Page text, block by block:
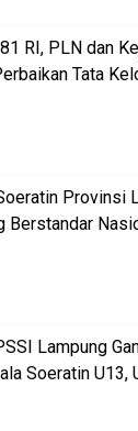
RI, PLN dan
Tata
Provinsi
Berstandar
Lampung
Soeratin U13,